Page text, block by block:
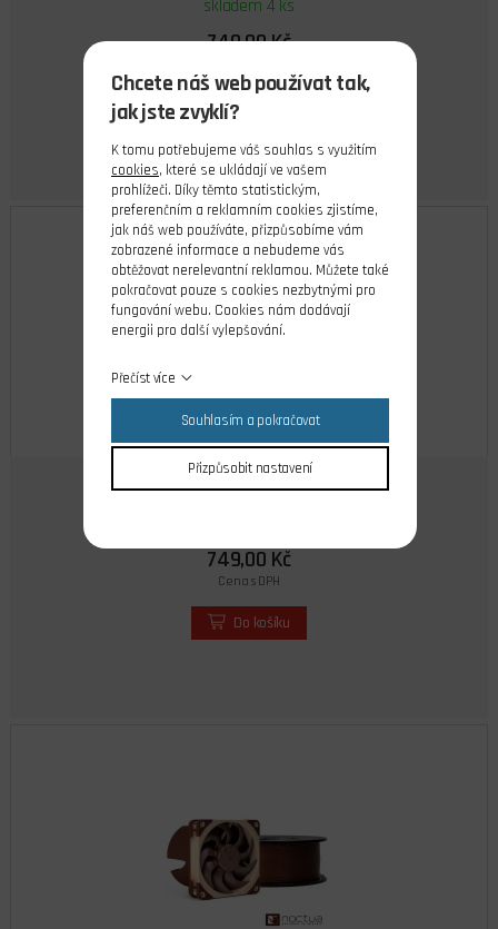
skladem 4 ks
749,00 Kč
Do košíku
Prusament PLA Noctua Beige 1kg (NFC)
749,00 Kč
Cena s DPH
Do košíku
Chcete náš web používat tak,
jak jste zvyklí?
K tomu potřebujeme váš souhlas s využitím
cookies, které se ukládají ve vašem
prohlížeči. Díky těmto statistickým,
preferenčním a reklamním cookies zjistíme,
jak náš web používáte, přizpůsobíme vám
zobrazené informace a nebudeme vás
obtěžovat nerelevantní reklamou. Můžete také
pokračovat pouze s cookies nezbytnými pro
fungování webu. Cookies nám dodávají
energii pro další vylepšování.
Přečíst více
Souhlasím a pokračovat
Přizpůsobit nastavení